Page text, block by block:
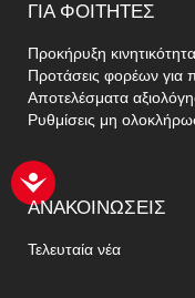
ΓΙΑΦΟΙΤΗΤΈΣ
Προκήρυξη
Προτάσεις φορέων για
Αποτελέσματα
Ρυθμίσεις μη
ΑΝΑΚΟΙΝΏΣΕΙΣ
Τελευταία νέα